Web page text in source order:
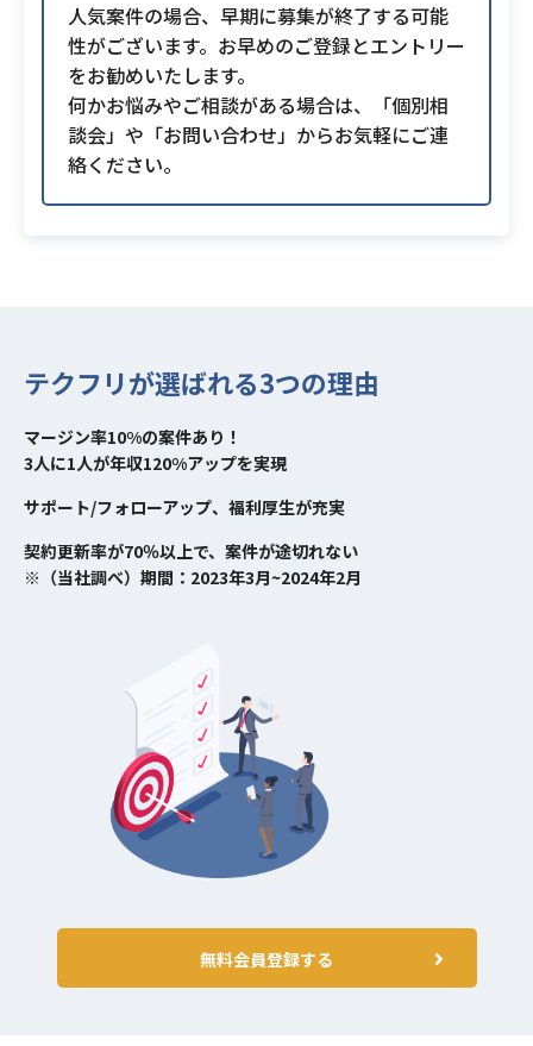
人気案件の場合、早期に募集が終了する可能
性がございます。お早めのご登録とエントリー
をお勧めいたします。
何かお悩みやご相談がある場合は、「個別相
談会」や「お問い合わせ」からお気軽にご連
絡ください。
テクフリが選ばれる3つの理由
マージン率10%の案件あり！
3人に1人が年収120%アップを実現
サポート/フォローアップ、福利厚生が充実
契約更新率が70％以上で、案件が途切れない
※（当社調べ）期間：2023年3月~2024年2月
無料会員登録する